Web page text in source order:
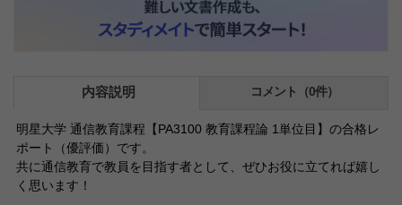
内容説明 コメント（0件）
明星大学 通信教育課程【PA3100 教育課程論 1単位目】の合格レ
ポート（優評価）です。
共に通信教育で教員を目指す者として、ぜひお役に立てれば嬉し
く思います！